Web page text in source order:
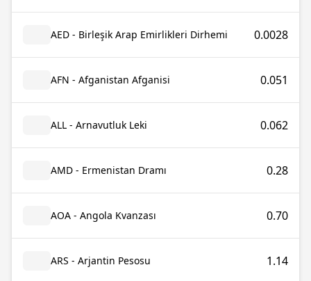
AED - Birleşik Arap Emirlikleri Dirhemi 0.0028
AFN - Afganistan Afganisi 0.051
ALL - Arnavutluk Leki 0.062
AMD - Ermenistan Dramı 0.28
AOA - Angola Kvanzası 0.70
ARS - Arjantin Pesosu 1.14